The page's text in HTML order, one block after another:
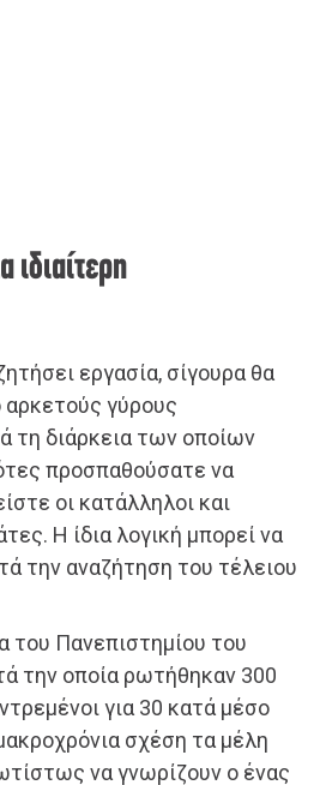
ιδιαίτερη
εργασία, σίγουρα θα
γύρους
τη διάρκεια των οποίων
προσπαθούσατε να
οι κατάλληλοι και
Η ίδια λογική μπορεί να
την αναζήτηση του τέλειου
Πανεπιστημίου του
την οποία ρωτήθηκαν 300
για 30 κατά μέσο
σχέση τα μέλη
να γνωρίζουν ο ένας